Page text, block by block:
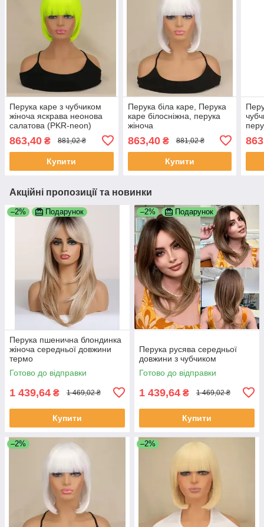
Перука каре з чубчиком
жіноча яскрава неонова
салатова (PKR-neon)
863,40 ₴ 881,02 ₴
Купити
Перука біла каре, Перука
каре білосніжна, перука
жіноча
863,40₴ 881,02 ₴
Купити
Акційні пропозиції та новинки
–2% Подарунок
Перука пшенична блондинка
жіноча середньої довжини
термо
Готово до відправки
1 439,64 ₴ 1 469,02 ₴
Купити
–2% Подарунок
Перука русява середньої
довжини з чубчиком
Готово до відправки
1 439,64 ₴ 1 469,02 ₴
Купити
–2% –2%